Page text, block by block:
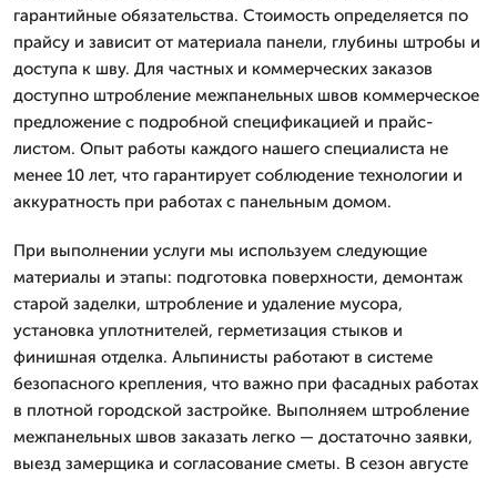
гарантийные обязательства. Стоимость определяется по
прайсу и зависит от материала панели, глубины штробы и
доступа к шву. Для частных и коммерческих заказов
доступно штробление межпанельных швов коммерческое
предложение с подробной спецификацией и прайс-
листом. Опыт работы каждого нашего специалиста не
менее 10 лет, что гарантирует соблюдение технологии и
аккуратность при работах с панельным домом.
При выполнении услуги мы используем следующие
материалы и этапы: подготовка поверхности, демонтаж
старой заделки, штробление и удаление мусора,
установка уплотнителей, герметизация стыков и
финишная отделка. Альпинисты работают в системе
безопасного крепления, что важно при фасадных работах
в плотной городской застройке. Выполняем штробление
межпанельных швов заказать легко — достаточно заявки,
выезд замерщика и согласование сметы. В сезон августе